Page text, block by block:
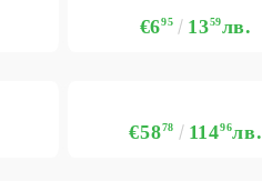
€695 1359лв.
€5878 11496лв.